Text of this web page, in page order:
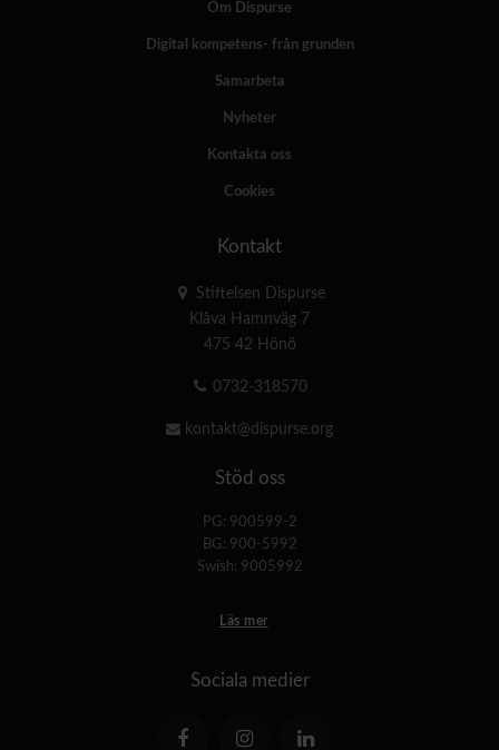
Om Dispurse
Digital kompetens- från grunden
Samarbeta
Nyheter
Kontakta oss
Cookies
Kontakt
Stiftelsen Dispurse
Klåva Hamnväg 7
475 42 Hönö
0732-318570
kontakt@dispurse.org
Stöd oss
PG: 900599-2
BG: 900-5992
Swish: 9005992
Läs mer
Sociala medier